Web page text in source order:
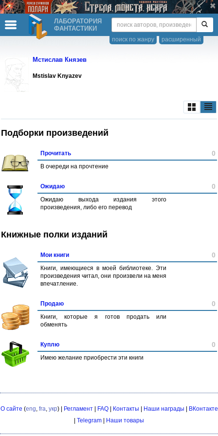
ЛАБОРАТОРИЯ
ФАНТАСТИКИ
расширенный
поиск по жанру
Мстислав Князев
Mstislav Knyazev
Подборки произведений
Прочитать 0
В очереди на прочтение
Ожидаю 0
Ожидаю выхода издания этого
произведения, либо его перевод
Книжные полки изданий
Мои книги 0
Книги, имеющиеся в моей библиотеке. Эти
произведения читал, они произвели на меня
впечатление.
Продаю 0
Книги, которые я готов продать или
обменять
Куплю 0
Имею желание приобрести эти книги
О сайте (eng, fra, укр) | Регламент| FAQ| Контакты Наши награды
ВКонтакте
Telegram Наши товары